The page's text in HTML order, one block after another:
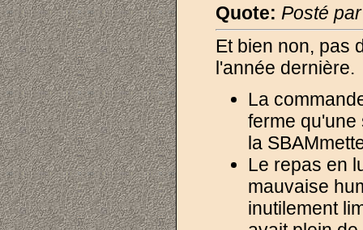
Quote: Posté
Et bien non, pas
l'année dernière.
La
ferme qu'une
la
Le repas en
mauvaise
inutilement